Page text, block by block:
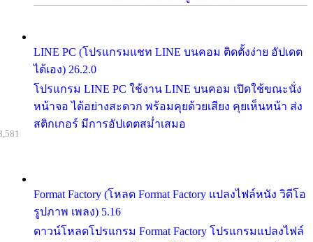
LINE PC (โปรแกรมแชท LINE บนคอม ติดตั้งง่าย อัปเดต
ได้เอง) 26.2.0
โปรแกรม LINE PC ใช้งาน LINE บนคอม เปิดใช้ขณะนั่ง
หน้าจอ ได้อย่างสะดวก พร้อมคุยด้วยเสียง คุยเห็นหน้า ส่ง
สติกเกอร์ มีการอัปเดตสม่ำเสมอ
Format Factory (โหลด Format Factory แปลงไฟล์หนัง วิดีโอ
รูปภาพ เพลง) 5.16
ดาวน์โหลดโปรแกรม Format Factory โปรแกรมแปลงไฟล์